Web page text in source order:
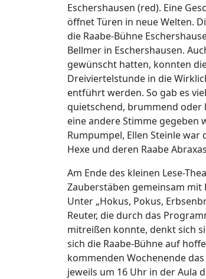
Eschershausen (red). Eine
öffnet Türen in neue Welten.
die Raabe-Bühne
Bellmer in Eschershausen.
gewünscht hatten, konnten
Dreiviertelstunde in die
entführt werden. So gab es
quietschend, brummend oder
eine andere Stimme gegeben
Rumpumpel, Ellen Steinle
Hexe und deren Raabe
Am Ende des kleinen Lese-
Zauberstäben gemeinsam mit
Unter „Hokus, Pokus,
Reuter, die durch das
mitreißen konnte, denkt sich
sich die Raabe-Bühne auf
kommenden Wochenende
jeweils um 16 Uhr in der Aula